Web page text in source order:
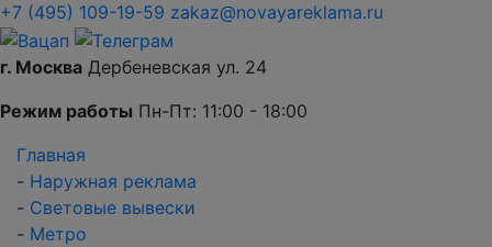
+7 (495) 109-19-59 zakaz@novayareklama.ru
г. Москва Дербеневская ул. 24
Режим работы Пн-Пт: 11:00 - 18:00
Главная
- Наружная реклама
- Световые вывески
- Метро